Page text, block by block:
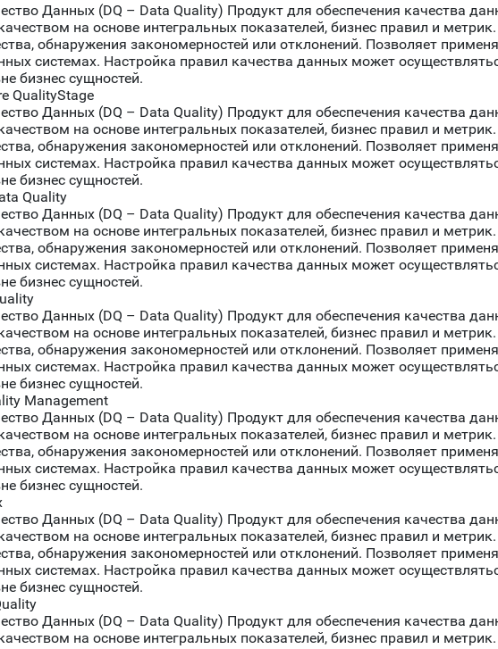
Данных (DQ – Data Quality) Продукт для обеспечения качества
на основе интегральных показателей, бизнес правил и
обнаружения закономерностей или отклонений. Позволяет
системах. Настройка правил качества данных может
бизнес сущностей.
QualityStage
Данных (DQ – Data Quality) Продукт для обеспечения качества
на основе интегральных показателей, бизнес правил и
обнаружения закономерностей или отклонений. Позволяет
системах. Настройка правил качества данных может
бизнес сущностей.
Quality
Данных (DQ – Data Quality) Продукт для обеспечения качества
на основе интегральных показателей, бизнес правил и
обнаружения закономерностей или отклонений. Позволяет
системах. Настройка правил качества данных может
бизнес сущностей.
Данных (DQ – Data Quality) Продукт для обеспечения качества
на основе интегральных показателей, бизнес правил и
обнаружения закономерностей или отклонений. Позволяет
системах. Настройка правил качества данных может
бизнес сущностей.
Management
Данных (DQ – Data Quality) Продукт для обеспечения качества
на основе интегральных показателей, бизнес правил и
обнаружения закономерностей или отклонений. Позволяет
системах. Настройка правил качества данных может
бизнес сущностей.
Данных (DQ – Data Quality) Продукт для обеспечения качества
на основе интегральных показателей, бизнес правил и
обнаружения закономерностей или отклонений. Позволяет
системах. Настройка правил качества данных может
бизнес сущностей.
Данных (DQ – Data Quality) Продукт для обеспечения качества
на основе интегральных показателей, бизнес правил и